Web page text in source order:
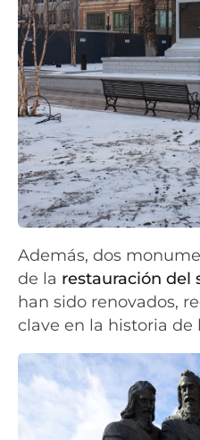
Además, dos
de la restauración del
han sido renovados,
clave en la historia de